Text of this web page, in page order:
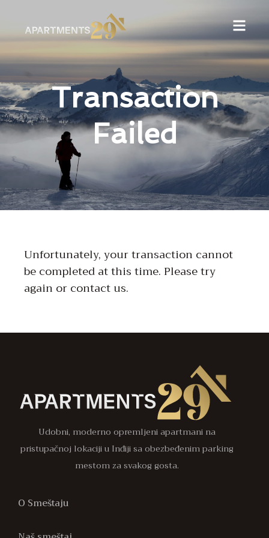
Transaction
Failed
Unfortunately, your transaction cannot
be completed at this time. Please try
again or contact us.
Udobni, moderno opremljeni apartmani na
pristupačnoj lokaciji u Inđiji sa obezbeđenim parking
mestom za svakog gosta.
O Smeštaju